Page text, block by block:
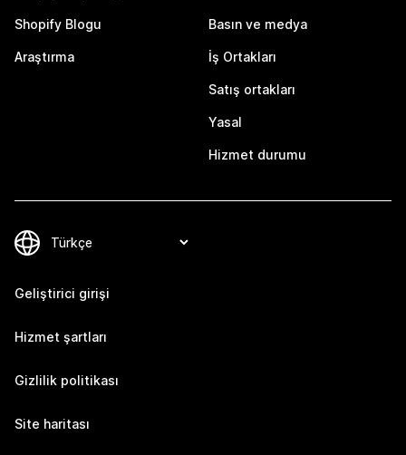
Shopify Blogu
Araştırma
Basın ve medya
İş Ortakları
Satış ortakları
Yasal
Hizmet durumu
Geliştirici girişi
Hizmet şartları
Gizlilik politikası
Site haritası